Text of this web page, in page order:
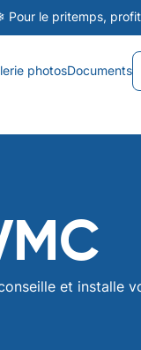
pritemps, profitez de
photosDocuments
et installe